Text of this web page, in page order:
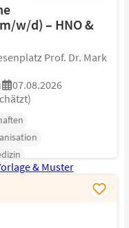
w/d) – HNO &
Prof. Dr. Mark
07.08.2026